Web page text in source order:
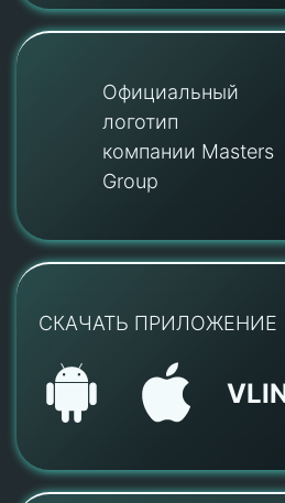
Официальный
логотип
компании Masters
Group
СКАЧАТЬ ПРИЛОЖЕНИЕ